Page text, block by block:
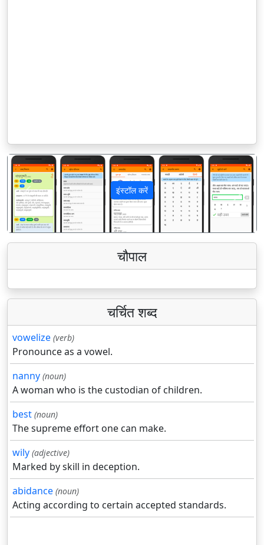
इंस्टॉल करें
पिछला अगला
चौपाल
चर्चित शब्द
vowelize (verb)
Pronounce as a vowel.
nanny (noun)
A woman who is the custodian of children.
best (noun)
The supreme effort one can make.
wily (adjective)
Marked by skill in deception.
abidance (noun)
Acting according to certain accepted standards.